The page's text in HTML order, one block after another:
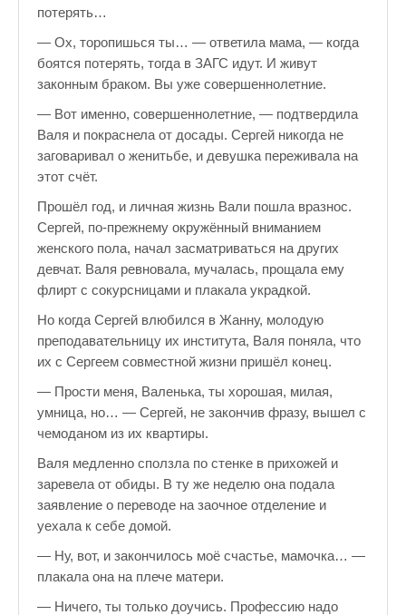
потерять…
— Ох, торопишься ты… — ответила мама, — когда
боятся потерять, тогда в ЗАГС идут. И живут
законным браком. Вы уже совершеннолетние.
— Вот именно, совершеннолетние, — подтвердила
Валя и покраснела от досады. Сергей никогда не
заговаривал о женитьбе, и девушка переживала на
этот счёт.
Прошёл год, и личная жизнь Вали пошла вразнос.
Сергей, по-прежнему окружённый вниманием
женского пола, начал засматриваться на других
девчат. Валя ревновала, мучалась, прощала ему
флирт с сокурсницами и плакала украдкой.
Но когда Сергей влюбился в Жанну, молодую
преподавательницу их института, Валя поняла, что
их с Сергеем совместной жизни пришёл конец.
— Прости меня, Валенька, ты хорошая, милая,
умница, но… — Сергей, не закончив фразу, вышел с
чемоданом из их квартиры.
Валя медленно сползла по стенке в прихожей и
заревела от обиды. В ту же неделю она подала
заявление о переводе на заочное отделение и
уехала к себе домой.
— Ну, вот, и закончилось моё счастье, мамочка… —
плакала она на плече матери.
— Ничего, ты только доучись. Профессию надо